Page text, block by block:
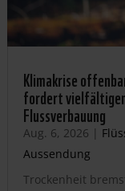
Klimakrise
fordert
Flussverbauung
Aug. 6, 2026 |
Aussendung
Trockenheit